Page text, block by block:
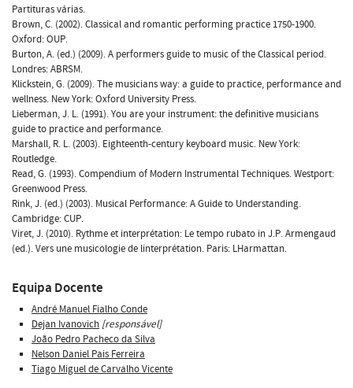
Partituras várias.
Brown, C. (2002). Classical and romantic performing practice 1750-1900.
Oxford: OUP.
Burton, A. (ed.) (2009). A performers guide to music of the Classical period.
Londres: ABRSM.
Klickstein, G. (2009). The musicians way: a guide to practice, performance and
wellness. New York: Oxford University Press.
Lieberman, J. L. (1991). You are your instrument: the definitive musicians
guide to practice and performance.
Marshall, R. L. (2003). Eighteenth-century keyboard music. New York:
Routledge.
Read, G. (1993). Compendium of Modern Instrumental Techniques. Westport:
Greenwood Press.
Rink, J. (ed.) (2003). Musical Performance: A Guide to Understanding.
Cambridge: CUP.
Viret, J. (2010). Rythme et interprétation: Le tempo rubato in J.P. Armengaud
(ed.). Vers une musicologie de linterprétation. Paris: LHarmattan.
Equipa Docente
André Manuel Fialho Conde
Dejan Ivanovich [responsável]
João Pedro Pacheco da Silva
Nelson Daniel Pais Ferreira
Tiago Miguel de Carvalho Vicente